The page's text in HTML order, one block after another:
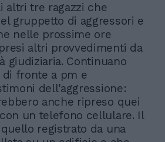
altri tre ragazzi che
gruppetto di aggressori e
nelle prossime ore
altri provvedimenti da
giudiziaria. Continuano
fronte a pm e
dell'aggressione:
anche ripreso quei
un telefono cellulare. Il
registrato da una